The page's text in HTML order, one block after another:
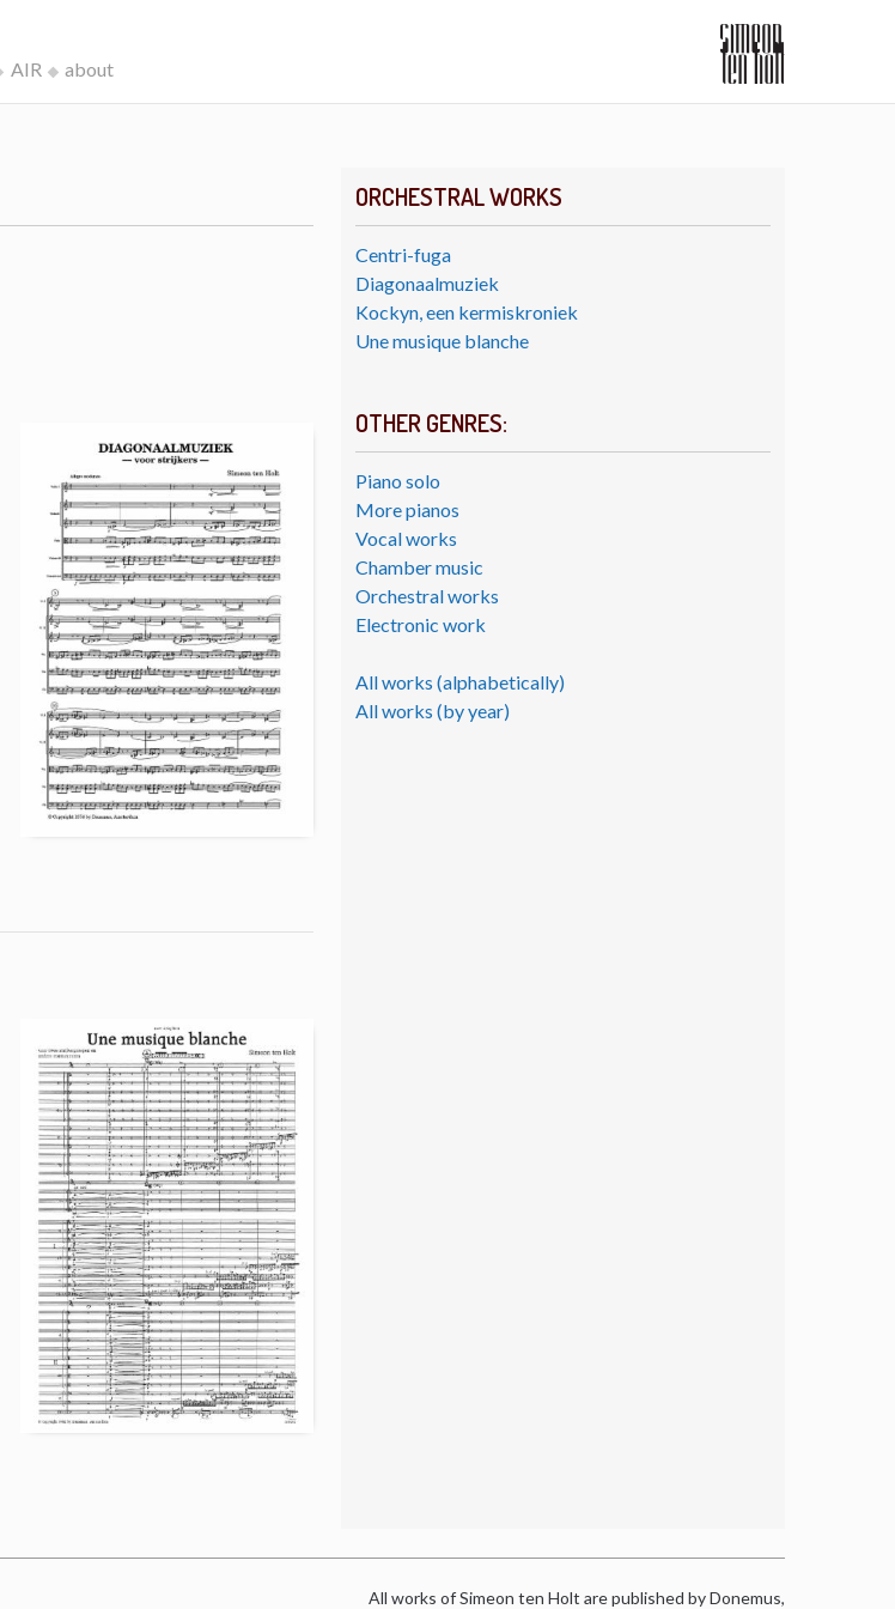
AIR about
ORCHESTRAL WORKS
Centri-fuga
Diagonaalmuziek
Kockyn, een kermiskroniek
Une musique blanche
OTHER GENRES:
Piano solo
More pianos
Vocal works
Chamber music
Orchestral works
Electronic work
All works (alphabetically)
All works (by year)
All works of Simeon ten Holt are published by Donemus,